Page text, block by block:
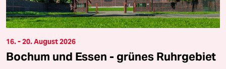
16. - 20. August 2026
Bochum und Essen - grünes Ruhrgebiet